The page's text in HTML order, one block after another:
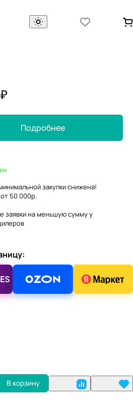
Подробнее
закупки снижена!
50 000р.
заявки на меньшую сумму у
В корзину